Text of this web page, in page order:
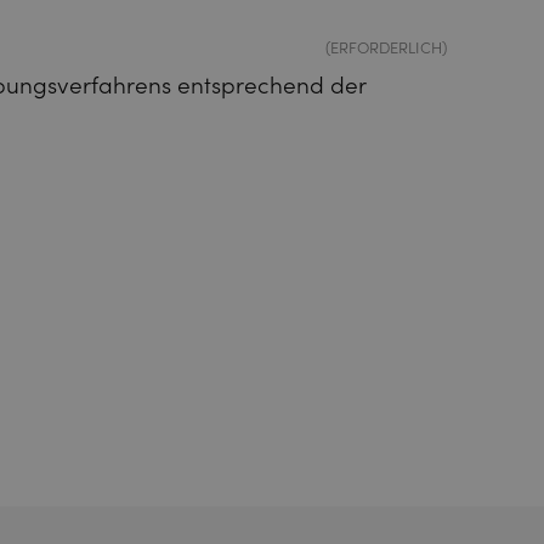
(ERFORDERLICH)
entsprechend der